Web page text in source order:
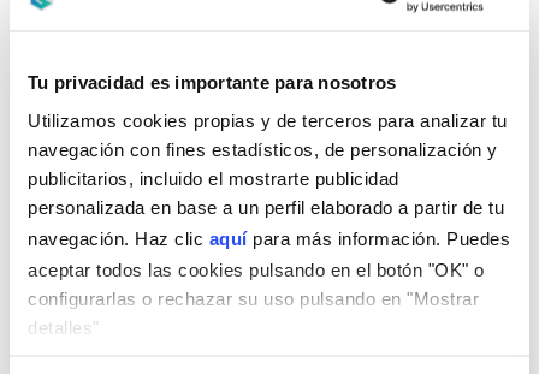
Tu privacidad es importante para nosotros
Utilizamos cookies propias y de terceros para analizar tu
navegación con fines estadísticos, de personalización y
publicitarios, incluido el mostrarte publicidad
personalizada en base a un perfil elaborado a partir de tu
navegación. Haz clic aquípara más información. Puedes
aceptar todos las cookies pulsando en el botón "OK" o
configurarlas o rechazar su uso pulsando en "Mostrar
detalles"
aportación inicial reduce el importe del préstamo
Cuida tu historial crediticio:pagar
puntualmente todas tus obligaciones demuestra
a la entidad que eres un solicitante solvente.
Contar con el asesoramiento de un profesional te
ayuda a evaluar tu situación financiera con
precisión y a tomar decisiones más acertadas
antes de solicitar la hipoteca.
Qué significa tener un alto nivel de